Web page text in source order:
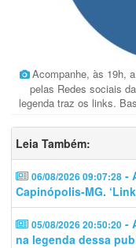
Acompanhe, às 19h,
pelas Redes sociais
legenda traz os links.
Leia Também:
06/08/2026 09:07:28 -
Capinópolis-MG.
05/08/2026 20:50:20 -
na legenda dessa